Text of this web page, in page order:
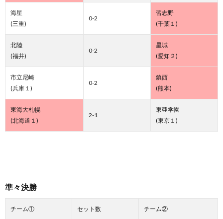
海星
(三重)
0-2
習志野
(千葉１)
北陸
(福井)
0-2
星城
(愛知２)
市立尼崎
(兵庫１)
0-2
鎮西
(熊本)
東海大札幌
(北海道１)
2-1
東亜学園
(東京１)
準々決勝
チーム① セット数 チーム②